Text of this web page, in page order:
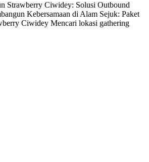
Strawberry Ciwidey: Solusi Outbound
Kebersamaan di Alam Sejuk: Paket
Ciwidey Mencari lokasi gathering